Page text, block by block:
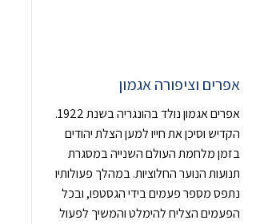
אפרים וציפורה אגמון
אפרים אגמון נולד בהונגריה בשנת 1922.
הקדיש וסיכן את חייו למען הצלת יהודים
בזמן מלחמת העולם השנייה במסגרת
תנועות הנוער החלוציות. במהלך פעולותיו
נתפס מספר פעמים בידי הגסטפו, ובכל
הפעמים הצליח להימלט והמשיך לפעול